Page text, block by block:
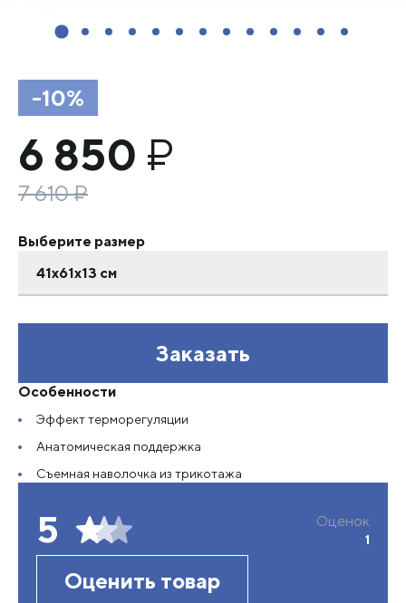
-10%
6 850 ₽
7 610₽
Выберите размер
41х61х13 см
Заказать
Особенности
Эффект терморегуляции
Анатомическая поддержка
Съемная наволочка из трикотажа
5 Оценок
1
Оценить товар